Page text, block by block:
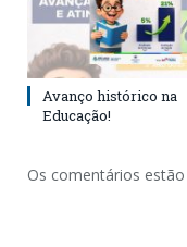
Avanço histórico na
Educação!
Os comentários